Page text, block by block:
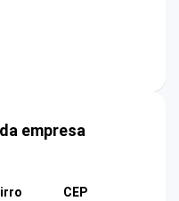
empresa
CEP